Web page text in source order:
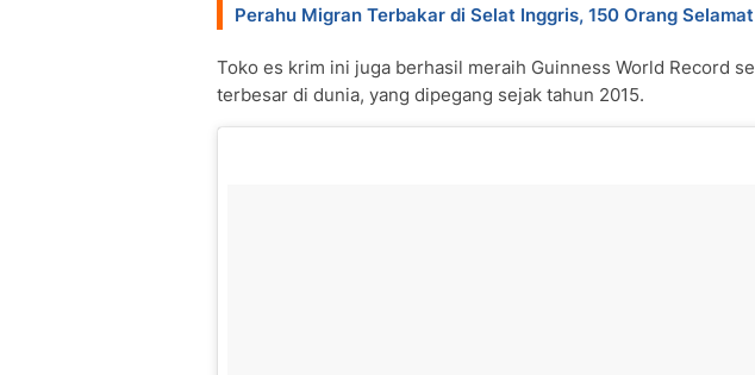
Perahu Migran Terbakar di Selat Inggris, 150 Orang Selamat
Toko es krim ini juga berhasil meraih Guinness World Record
terbesar di dunia, yang dipegang sejak tahun 2015.